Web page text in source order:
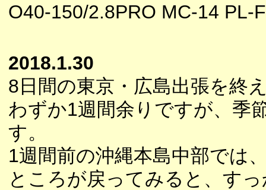
O40-150/2.8PRO MC-14 PL-
2018.1.30
8日間の東京・広島出張を終
わずか1週間余りですが、季
す。
1週間前の沖縄本島中部では
ところが戻ってみると、す